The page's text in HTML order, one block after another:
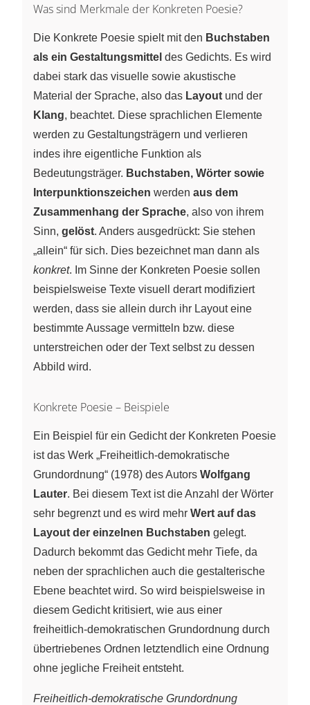
Was sind Merkmale der Konkreten Poesie?
Die Konkrete Poesie spielt mit den Buchstaben
als ein Gestaltungsmittel des Gedichts. Es wird
dabei stark das visuelle sowie akustische
Material der Sprache, also das Layout und der
Klang, beachtet. Diese sprachlichen Elemente
werden zu Gestaltungsträgern und verlieren
indes ihre eigentliche Funktion als
Bedeutungsträger. Buchstaben, Wörter sowie
Interpunktionszeichen werden aus dem
Zusammenhang der Sprache, also von ihrem
Sinn, gelöst. Anders ausgedrückt: Sie stehen
„allein“ für sich. Dies bezeichnet man dann als
konkret. Im Sinne der Konkreten Poesie sollen
beispielsweise Texte visuell derart modifiziert
werden, dass sie allein durch ihr Layout eine
bestimmte Aussage vermitteln bzw. diese
unterstreichen oder der Text selbst zu dessen
Abbild wird.
Konkrete Poesie – Beispiele
Ein Beispiel für ein Gedicht der Konkreten Poesie
ist das Werk „Freiheitlich-demokratische
Grundordnung“ (1978) des Autors Wolfgang
Lauter. Bei diesem Text ist die Anzahl der Wörter
sehr begrenzt und es wird mehr Wert auf das
Layout der einzelnen Buchstaben gelegt.
Dadurch bekommt das Gedicht mehr Tiefe, da
neben der sprachlichen auch die gestalterische
Ebene beachtet wird. So wird beispielsweise in
diesem Gedicht kritisiert, wie aus einer
freiheitlich-demokratischen Grundordnung durch
übertriebenes Ordnen letztendlich eine Ordnung
ohne jegliche Freiheit entsteht.
Freiheitlich-demokratische Grundordnung